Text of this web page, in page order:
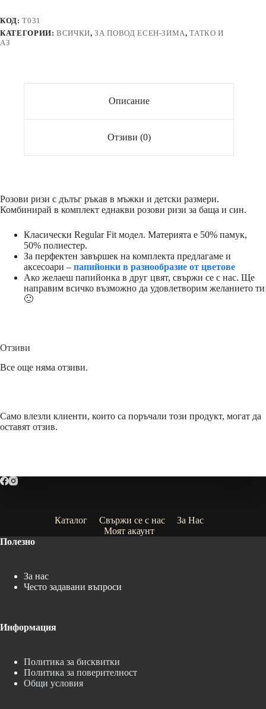
КОД:T031
КАТЕГОРИИ:ВСИЧКИ,ЗА ПОВОД ЕСЕН-ЗИМА,ТАТКО И
АЗ
Описание
Отзиви (0)
Розови ризи с дълъг ръкав в мъжки и детски размери.
Комбинирай в комплект еднакви розови ризи за баща и син.
Класически Regular Fit модел. Материята е 50% памук,
50% полиестер.
За перфектен завършек на комплекта предлагаме и
аксесоари – папийонки в разнообразие от цветове
Ако желаеш папийонка в друг цвят, свържи се с нас. Ще
направим всичко възможно да удовлетворим желанието ти
🙂
Отзиви
Все още няма отзиви.
Само влезли клиенти, които са поръчали този продукт, могат да
оставят отзив.
Каталог Свържи се с нас
За Нас
Моят акаунт
Полезно
За нас
Често задавани въпроси
Информация
Политика за бисквитки
Политика за поверителност
Общи условия